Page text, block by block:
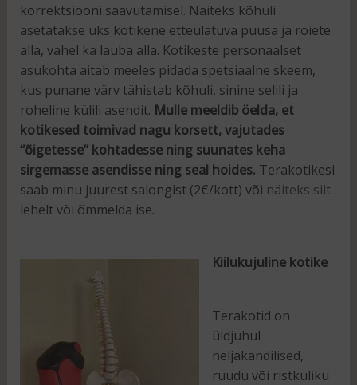
korrektsiooni saavutamisel. Näiteks kõhuli
asetatakse üks kotikene etteulatuva puusa ja roiete
alla, vahel ka lauba alla. Kotikeste personaalset
asukohta aitab meeles pidada spetsiaalne skeem,
kus punane värv tähistab kõhuli, sinine selili ja
roheline külili asendit. Mulle meeldib öelda, et
kotikesed toimivad nagu korsett, vajutades
“õigetesse” kohtadesse ning suunates keha
sirgemasse asendisse ning seal hoides. Terakotikesi
saab minu juurest salongist (2€/kott) või näiteks siit
lehelt või õmmelda ise.
Kiilukujuline kotike
Terakotid on
üldjuhul
neljakandilised,
ruudu või ristküliku